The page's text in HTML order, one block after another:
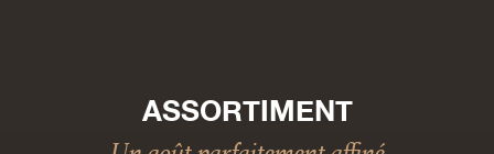
ASSORTIMENT